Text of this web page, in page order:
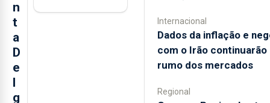
n
t
a
D
e
l
g
Internacional
Dados da inflação e
com o Irão continuarão
rumo dos mercados
Regional